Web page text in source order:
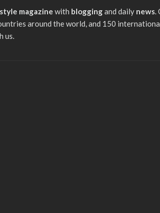
magazine with bloggingand daily news.
around the world, and 150
us.